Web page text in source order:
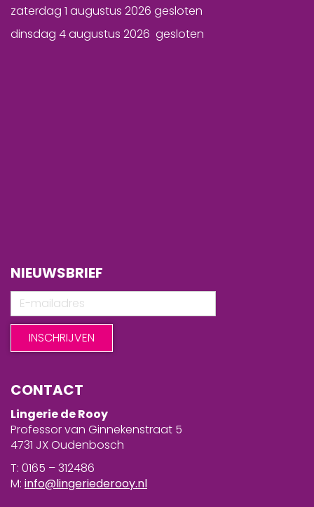
zaterdag 1 augustus 2026 gesloten
dinsdag 4 augustus 2026 gesloten
NIEUWSBRIEF
CONTACT
Lingerie de Rooy
Professor van Ginnekenstraat 5
4731 JX Oudenbosch
T: 0165 – 312486
M: info@lingeriederooy.nl